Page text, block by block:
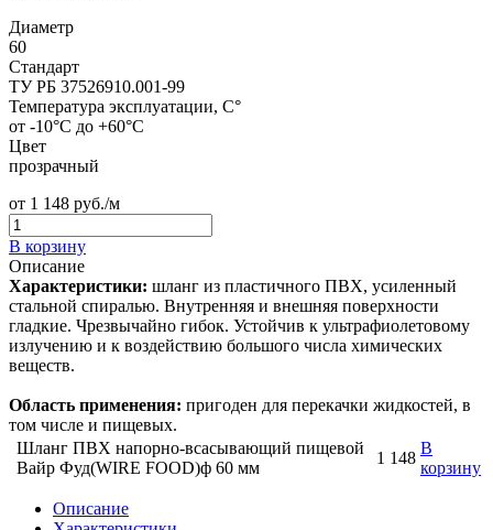
Диаметр
60
Стандарт
ТУ РБ 37526910.001-99
Температура эксплуатации, C°
от -10°C до +60°C
Цвет
прозрачный
от 1 148 руб./м
В корзину
Описание
Характеристики: шланг из пластичного ПВХ, усиленный
стальной спиралью. Внутренняя и внешняя поверхности
гладкие. Чрезвычайно гибок. Устойчив к ультрафиолетовому
излучению и к воздействию большого числа химических
веществ.
Область применения: пригоден для перекачки жидкостей, в
том числе и пищевых.
Шланг ПВХ напорно-всасывающий пищевой
Вайр Фуд(WIRE FOOD)ф 60 мм
1 148
В
корзину
Описание